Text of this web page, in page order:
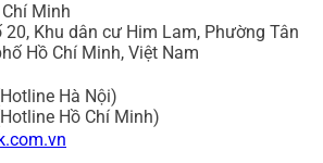
Minh
Khu dân cư Him Lam, Phường Tân
Hồ Chí Minh, Việt Nam
Hà Nội)
Hồ Chí Minh)